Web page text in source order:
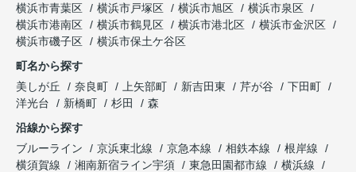
横浜市青葉区
横浜市戸塚区 横浜市旭区
横浜市泉区
横浜市港南区
横浜市鶴見区 横浜市港北区
横浜市金沢区
横浜市磯子区
横浜市保土ケ谷区
町名から探す
美しが丘
奈良町 上矢部町 新吉田東 芹が谷
下田町
洋光台
新橋町 杉田
森
沿線から探す
ブルーライン
京浜東北線 京急本線 相鉄本線
根岸線
横須賀線
湘南新宿ライン宇須 東急田園都市線
横浜線